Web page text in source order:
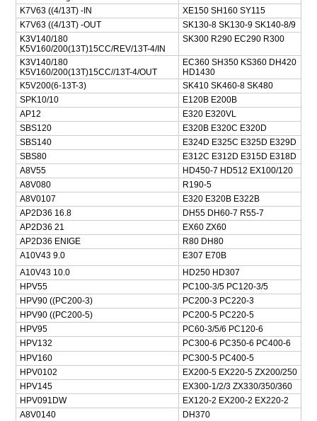
K7V63 ((4/13T) -IN
XE150 SH160 SY115
K7V63 ((4/13T) -OUT
SK130-8 SK130-9 SK140-8/9
K3V140/180
K5V160/200(13T)15CC/REV/13T-4/IN
SK300 R290 EC290 R300
K3V140/180
K5V160/200(13T)15CC//13T-4/OUT
EC360 SH350 KS360 DH420
HD1430
K5V200(6-13T-3)
SK410 SK460-8 SK480
SPK10/10
E120B E200B
AP12
E320 E320VL
SBS120
E320B E320C E320D
SBS140
E324D E325C E325D E329D
SBS80
E312C E312D E315D E318D
A8V55
HD450-7 HD512 EX100/120
A8V080
R190-5
A8V0107
E320 E320B E322B
AP2D36 16.8
DH55 DH60-7 R55-7
AP2D36 21
EX60 ZX60
AP2D36 ENIGE
R80 DH80
A10V43 9.0
E307 E70B
A10V43 10.0
HD250 HD307
HPV55
PC100-3/5 PC120-3/5
HPV90 ((PC200-3)
PC200-3 PC220-3
HPV90 ((PC200-5)
PC200-5 PC220-5
HPV95
PC60-3/5/6 PC120-6
HPV132
PC300-6 PC350-6 PC400-6
HPV160
PC300-5 PC400-5
HPV0102
EX200-5 EX220-5 ZX200/250
HPV145
EX300-1/2/3 ZX330/350/360
HPV091DW
EX120-2 EX200-2 EX220-2
A8V0140
DH370